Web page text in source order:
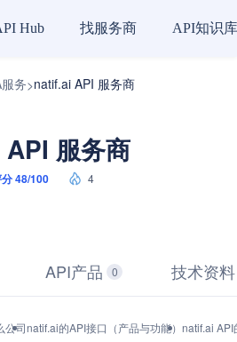
Hub 找服务商 API知识库
务>natif.ai API 服务商
服务商
48/100 4
API产品 0 技术资料
公司natif.ai的API接口（产品与功能） natif.ai API